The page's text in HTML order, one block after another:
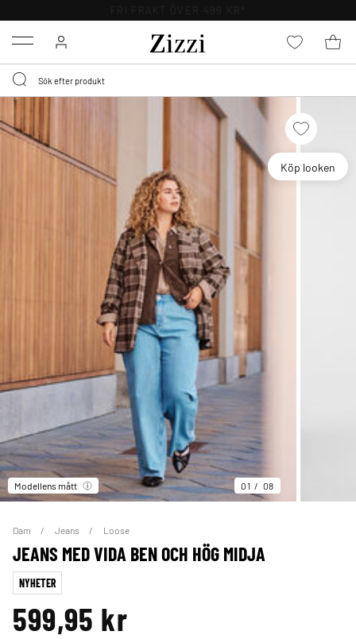
Menu
Köp looken
Modellens mått 01 08
Dam Jeans Loose
JEANS MED VIDA BEN OCH HÖG MIDJA
NYHETER
599,95 kr